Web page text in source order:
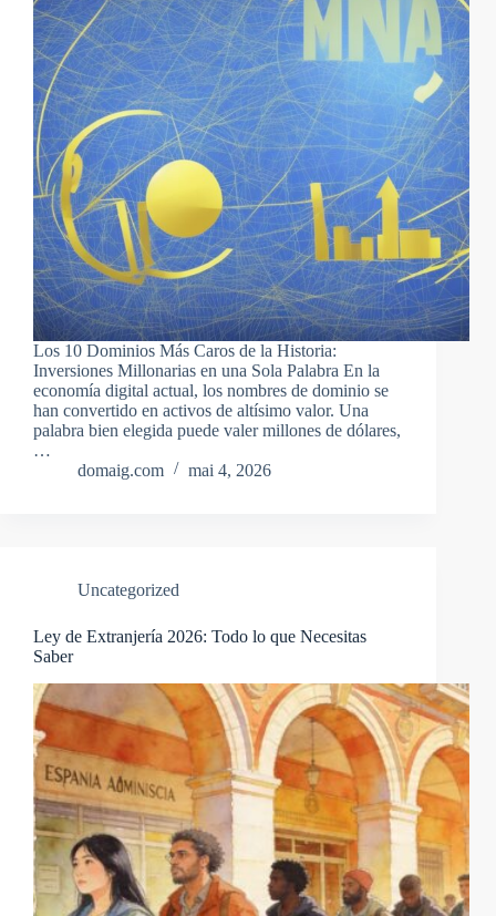
Los 10 Dominios Más Caros de la Historia:
Inversiones Millonarias en una Sola Palabra En la
economía digital actual, los nombres de dominio se
han convertido en activos de altísimo valor. Una
palabra bien elegida puede valer millones de dólares,
…
domaig.com
mai 4, 2026
Uncategorized
Ley de Extranjería 2026: Todo lo que Necesitas
Saber